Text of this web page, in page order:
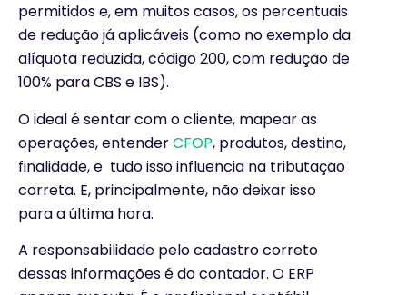
permitidos e, em muitos casos, os percentuais
de redução já aplicáveis (como no exemplo da
alíquota reduzida, código 200, com redução de
100% para CBS e IBS).
O ideal é sentar com o cliente, mapear as
operações, entenderCFOP, produtos, destino,
finalidade, e tudo isso influencia na tributação
correta. E, principalmente, não deixar isso
para a última hora.
A responsabilidade pelo cadastro correto
dessas informações é do contador. O ERP